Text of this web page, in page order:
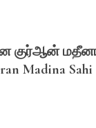
குர்ஆன்
Madina